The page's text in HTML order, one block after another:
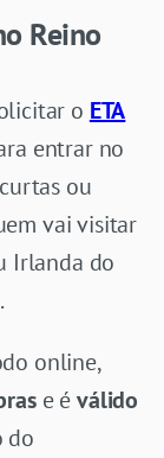
Reino
o ETA
entrar no
ou
vai visitar
Irlanda do
online,
e éválido
do